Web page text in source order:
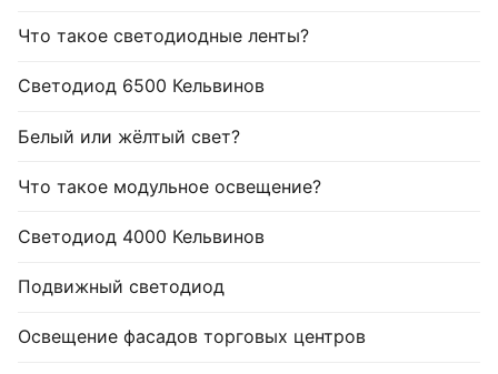
Что такое светодиодные ленты?
Светодиод 6500 Кельвинов
Белый или жёлтый свет?
Что такое модульное освещение?
Светодиод 4000 Кельвинов
Подвижный светодиод
Освещение фасадов торговых центров